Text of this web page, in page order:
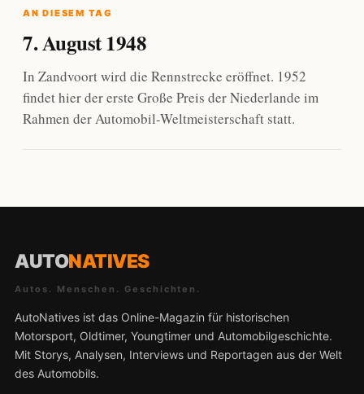
AN DIESEM TAG
7. August 1948
In Zandvoort wird die Rennstrecke eröffnet. 1952
findet hier der erste Große Preis der Niederlande im
Rahmen der Automobil-Weltmeisterschaft statt.
AUTONATIVES
Autos. Menschen. Geschichten.
AutoNatives ist das Online-Magazin für historischen
Motorsport, Oldtimer, Youngtimer und Automobilgeschichte.
Mit Storys, Analysen, Interviews und Reportagen aus der Welt
des Automobils.